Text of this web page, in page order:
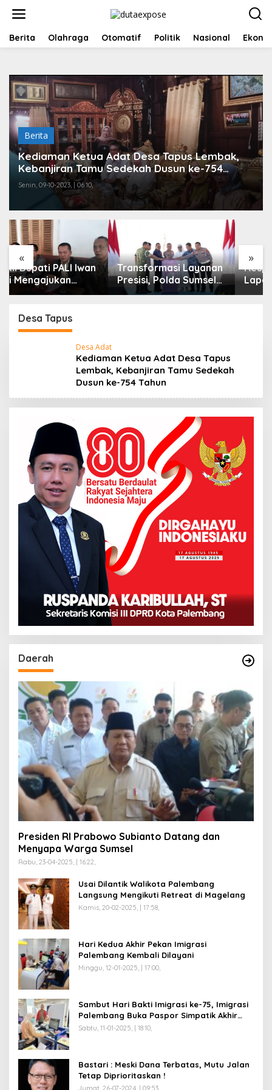
t
Berita Olahraga Otomatif Politik Nasional
Berita
Kediaman Ketua Adat Desa Tapus Lembak,
Kebanjiran Tamu Sedekah Dusun ke-754
Tahun
Senin, 09-10-2023, | 06:10,
« »
Transformasi Layanan
Presisi, Polda Sumsel
Bangun Gedung BPKB
Pungli
Respons Cepat
Laporan Warga,
Ungkap Peredaran
Sabu di Pemulutan
Selatan
Desa Tapus
Desa Adat
Kediaman Ketua Adat Desa Tapus
Lembak, Kebanjiran Tamu Sedekah
Dusun ke-754 Tahun
Daerah
Presiden RI Prabowo Subianto Datang dan
Menyapa Warga Sumsel
Rabu, 23-04-2025, | 16:22,
Usai Dilantik Walikota Palembang
Langsung Mengikuti Retreat di Magelang
Kamis, 20-02-2025, | 17:58,
Hari Kedua Akhir Pekan Imigrasi
Palembang Kembali Dilayani
Minggu, 12-01-2025, | 17:00,
Sambut Hari Bakti Imigrasi ke-75, Imigrasi
Palembang Buka Paspor Simpatik Akhir
Pekan
Sabtu, 11-01-2025, | 18:10,
Bastari : Meski Dana Terbatas, Mutu Jalan
Tetap Diprioritaskan !
Jumat, 26-07-2024, | 09:53,